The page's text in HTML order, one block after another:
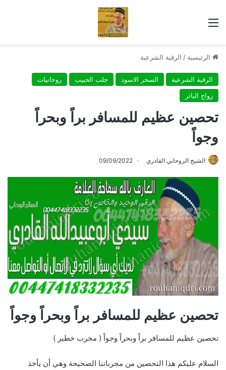
القائمة
الرئيسية / الرقية الشرعية
الرقية الشرعية السحر الاسود جلب الحبيب
روحانيات
زواج البائر
تحصين عظيم للمسافر براً وبحراً
وجواً
الشيخ الروحاني القادري 09/09/2022
تحصين عظيم للمسافر براً وبحراً وجواً
تحصين عظيم للمسافر براً وبحراً وجواً ( مجرب خطير )
السلام عليكم هذا التحصين من مجرباتنا الصحيحة وهي أن يأخذ